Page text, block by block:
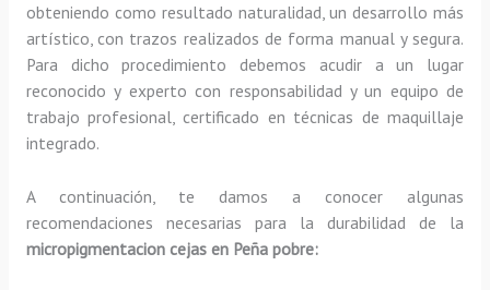
obteniendo como resultado naturalidad, un desarrollo más
artístico, con trazos realizados de forma manual y segura.
Para dicho procedimiento debemos acudir a un lugar
reconocido y experto con responsabilidad y un equipo de
trabajo profesional, certificado en técnicas de maquillaje
integrado.
A continuación, te damos a conocer algunas
recomendaciones necesarias para la durabilidad de la
micropigmentacion cejas en Peña pobre: